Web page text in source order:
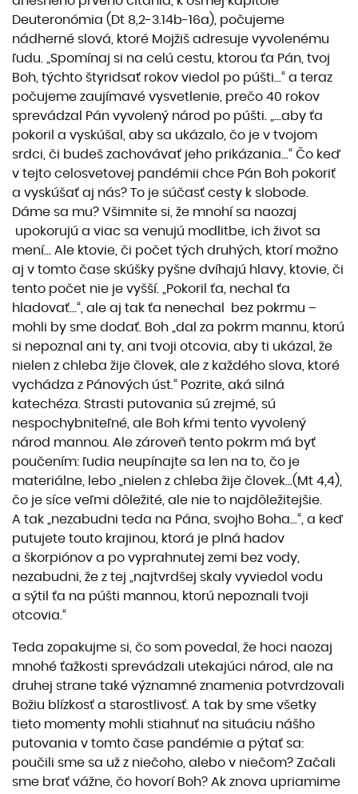
Deuteronómia (Dt 8,2-3.14b-16a), počujeme
nádherné slová, ktoré Mojžiš adresuje vyvolenému
ľudu. „Spomínaj si na celú cestu, ktorou ťa Pán, tvoj
Boh, týchto štyridsať rokov viedol po púšti...“ a teraz
počujeme zaujímavé vysvetlenie, prečo 40 rokov
sprevádzal Pán vyvolený národ po púšti. „...aby ťa
pokoril a vyskúšal, aby sa ukázalo, čo je v tvojom
srdci, či budeš zachovávať jeho prikázania...“ Čo keď
v tejto celosvetovej pandémii chce Pán Boh pokoriť
a vyskúšať aj nás? To je súčasť cesty k slobode.
Dáme sa mu? Všimnite si, že mnohí sa naozaj
upokorujú a viac sa venujú modlitbe, ich život sa
mení... Ale ktovie, či počet tých druhých, ktorí možno
aj v tomto čase skúšky pyšne dvíhajú hlavy, ktovie, či
tento počet nie je vyšší. „Pokoril ťa, nechal ťa
hladovať...“, ale aj tak ťa nenechal bez pokrmu –
mohli by sme dodať. Boh „dal za pokrm mannu, ktorú
si nepoznal ani ty, ani tvoji otcovia, aby ti ukázal, že
nielen z chleba žije človek, ale z každého slova, ktoré
vychádza z Pánových úst.“ Pozrite, aká silná
katechéza. Strasti putovania sú zrejmé, sú
nespochybniteľné, ale Boh kŕmi tento vyvolený
národ mannou. Ale zároveň tento pokrm má byť
poučením: ľudia neupínajte sa len na to, čo je
materiálne, lebo „nielen z chleba žije človek...(Mt 4,4),
čo je síce veľmi dôležité, ale nie to najdôležitejšie.
A tak „nezabudni teda na Pána, svojho Boha...“, a keď
putujete touto krajinou, ktorá je plná hadov
a škorpiónov a po vyprahnutej zemi bez vody,
nezabudni, že z tej „najtvrdšej skaly vyviedol vodu
a sýtil ťa na púšti mannou, ktorú nepoznali tvoji
otcovia.“
Teda zopakujme si, čo som povedal, že hoci naozaj
mnohé ťažkosti sprevádzali utekajúci národ, ale na
druhej strane také významné znamenia potvrdzovali
Božiu blízkosť a starostlivosť. A tak by sme všetky
tieto momenty mohli stiahnuť na situáciu nášho
putovania v tomto čase pandémie a pýtať sa:
poučili sme sa už z niečoho, alebo v niečom? Začali
sme brať vážne, čo hovorí Boh? Ak znova upriamime